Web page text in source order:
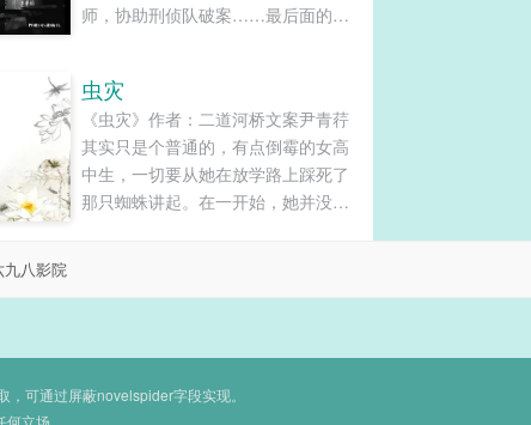
师，协助刑侦队破案……最后面的调
无关案件照片，后面发现这些无关案
情的照片，和一起悬案有关……......
虫灾
《虫灾》作者：二道河桥文案尹青荇
其实只是个普通的，有点倒霉的女高
中生，一切要从她在放学路上踩死了
那只蜘蛛讲起。在一开始，她并没有
侵），其时间跨...
九八影院
可通过屏蔽novelspider字段实现。
立场。